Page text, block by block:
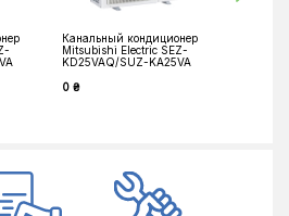
Канальный кондиционер
Mitsubishi Electric SEZ-
KD25VAQ/SUZ-KA25VA
0 ₴